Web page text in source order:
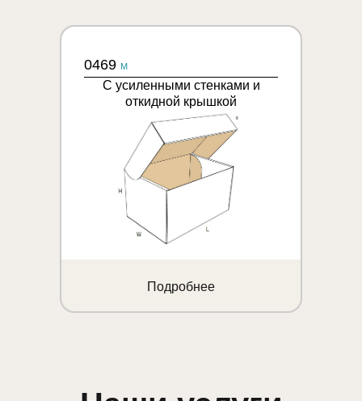
0469 M
С усиленными стенками и
откидной крышкой
Подробнее